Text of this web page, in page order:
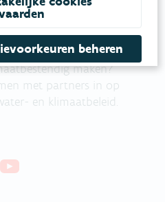
maken?
met partners in op
en klimaatbeleid.
beheren